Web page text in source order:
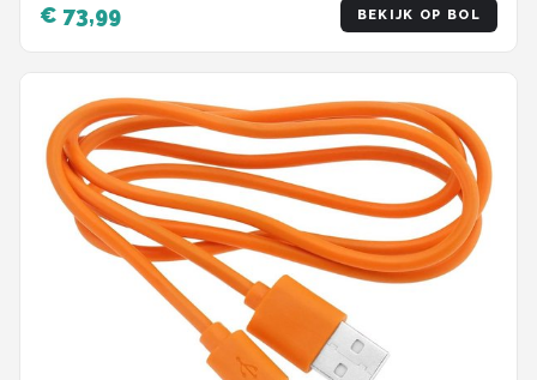
€ 73,99 BEKIJK OP BOL